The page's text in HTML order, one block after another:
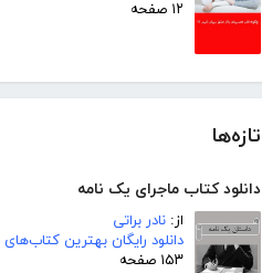
۱۲ صفحه
تازه‌ها
دانلود کتاب ماجرای یک نامه
از: نادر براتی
دانلود رایگان بهترین
۱۵۳ صفحه